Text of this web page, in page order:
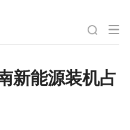
新能源装机占